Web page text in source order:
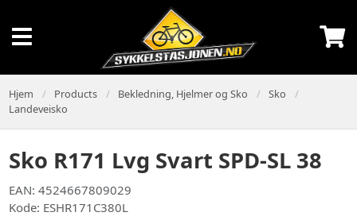
Hjem Products Bekledning, Hjelmer og Sko
Sko
Landeveisko
Sko R171 Lvg Svart SPD-SL 38
EAN: 4524667809029
Kode: ESHR171C380L